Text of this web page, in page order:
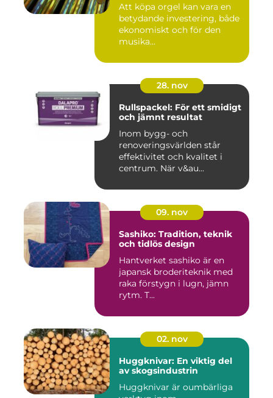
Att köpa orgel kan vara en
betydande investering, både
ekonomiskt och för den
musika...
28. nov
Rullspackel: För ett smidigt
och jämnt resultat
Inom bygg- och
renoveringsvärlden står
effektivitet och kvalitet i
centrum. När v&au...
09. nov
Sashiko: Tradition, teknik
och tidlös design
Hantverket sashiko är en
japansk broderiteknik med
raka förstygn i lugn, jämn
rytm. T...
02. nov
Huggknivar: En viktig del
av skogsindustrin
Huggknivar är oumbärliga